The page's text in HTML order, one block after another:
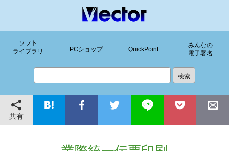
ソフト
ライブラリ
PCショップ QuickPoint
みんなの
電子署名
共有